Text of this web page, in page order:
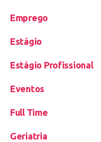
Emprego
Estágio
Estágio Profissional
Eventos
Full Time
Geriatria